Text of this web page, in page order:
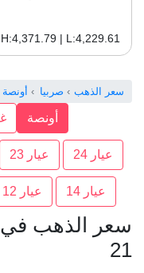
H:4,371.79 | L:4,229.61
سعر الذهب صربيا أونصة
أونصة
عيار 24 عيار 23
عيار 14 عيار 12
سعر الذهب في
21